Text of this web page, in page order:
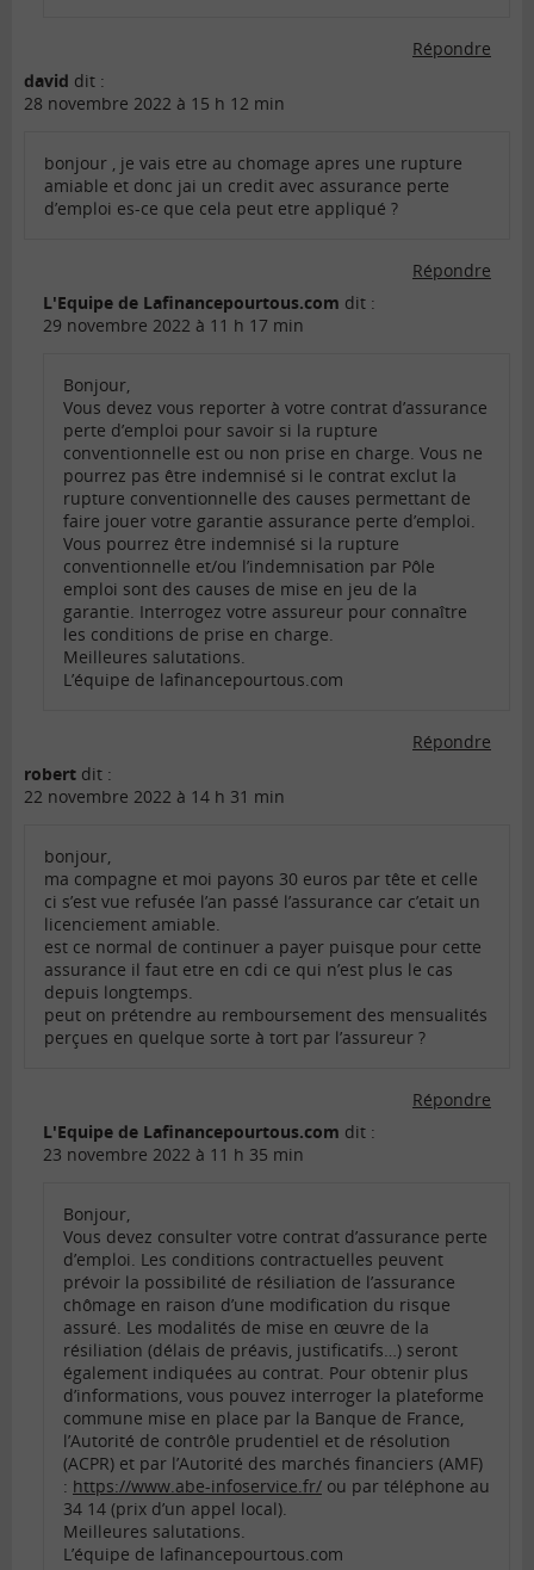
Répondre
david dit :
28 novembre 2022 à 15 h 12 min
bonjour , je vais etre au chomage apres une rupture
amiable et donc jai un credit avec assurance perte
d’emploi es-ce que cela peut etre appliqué ?
Répondre
L'Equipe de Lafinancepourtous.com dit :
29 novembre 2022 à 11 h 17 min
Bonjour,
Vous devez vous reporter à votre contrat d’assurance
perte d’emploi pour savoir si la rupture
conventionnelle est ou non prise en charge. Vous ne
pourrez pas être indemnisé si le contrat exclut la
rupture conventionnelle des causes permettant de
faire jouer votre garantie assurance perte d’emploi.
Vous pourrez être indemnisé si la rupture
conventionnelle et/ou l’indemnisation par Pôle
emploi sont des causes de mise en jeu de la
garantie. Interrogez votre assureur pour connaître
les conditions de prise en charge.
Meilleures salutations.
L’équipe de lafinancepourtous.com
Répondre
robert dit :
22 novembre 2022 à 14 h 31 min
bonjour,
ma compagne et moi payons 30 euros par tête et celle
ci s’est vue refusée l’an passé l’assurance car c’etait un
licenciement amiable.
est ce normal de continuer a payer puisque pour cette
assurance il faut etre en cdi ce qui n’est plus le cas
depuis longtemps.
peut on prétendre au remboursement des mensualités
perçues en quelque sorte à tort par l’assureur ?
Répondre
L'Equipe de Lafinancepourtous.com dit :
23 novembre 2022 à 11 h 35 min
Bonjour,
Vous devez consulter votre contrat d’assurance perte
d’emploi. Les conditions contractuelles peuvent
prévoir la possibilité de résiliation de l’assurance
chômage en raison d’une modification du risque
assuré. Les modalités de mise en œuvre de la
résiliation (délais de préavis, justificatifs…) seront
également indiquées au contrat. Pour obtenir plus
d’informations, vous pouvez interroger la plateforme
commune mise en place par la Banque de France,
l’Autorité de contrôle prudentiel et de résolution
(ACPR) et par l’Autorité des marchés financiers (AMF)
: https://www.abe-infoservice.fr/ ou par téléphone au
34 14 (prix d’un appel local).
Meilleures salutations.
L’équipe de lafinancepourtous.com